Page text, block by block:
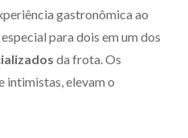
gastronômica ao
para dois em um dos
da frota. Os
intimistas, elevam o